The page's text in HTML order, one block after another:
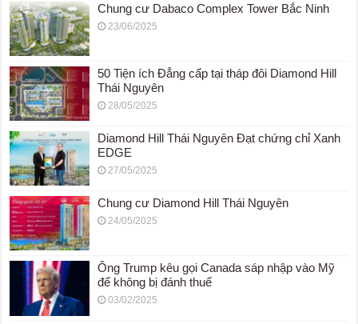
Chung cư Dabaco Complex Tower Bắc Ninh
23/06/2025
50 Tiện ích Đẳng cấp tại tháp đôi Diamond Hill
Thái Nguyên
28/05/2025
Diamond Hill Thái Nguyên Đạt chứng chỉ Xanh
EDGE
27/05/2025
Chung cư Diamond Hill Thái Nguyên
24/05/2025
Ông Trump kêu gọi Canada sáp nhập vào Mỹ
để không bị đánh thuế
03/02/2025